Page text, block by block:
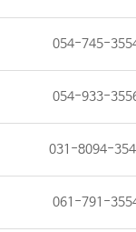
054-745-
054-933-
031-8094-
061-791-